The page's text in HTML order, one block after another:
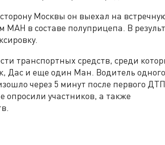
Москвы он выехал на
МАН в составе полуприцепа. В
транспортных средств, среди
Дас и еще один Ман. Водитель
через 5 минут после первого
участников, а также